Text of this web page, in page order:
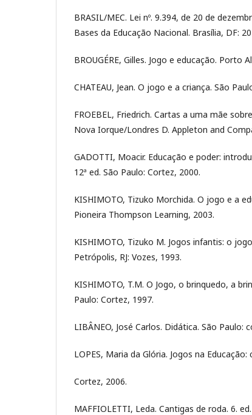
BRASIL/MEC. Lei nº. 9.394, de 20 de
Bases da Educação Nacional. Brasília, DF:
BROUGÉRE, Gilles. Jogo e educação. Porto
CHATEAU, Jean. O jogo e a criança. São
FROEBEL, Friedrich. Cartas a uma mãe
Nova Iorque/Londres D. Appleton and
GADOTTI, Moacir. Educação e poder:
12ª ed. São Paulo: Cortez, 2000.
KISHIMOTO, Tizuko Morchida. O jogo e a
Pioneira Thompson Learning, 2003.
KISHIMOTO, Tizuko M. Jogos infantis: o
Petrópolis, RJ: Vozes, 1993.
KISHIMOTO, T.M. O Jogo, o brinquedo, a
Paulo: Cortez, 1997.
LIBÂNEO, José Carlos. Didática. São Paulo:
LOPES, Maria da Glória. Jogos na Educação:
Cortez, 2006.
MAFFIOLETTI, Leda. Cantigas de roda. 6.